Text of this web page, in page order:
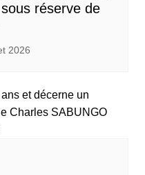
réserve de
2026